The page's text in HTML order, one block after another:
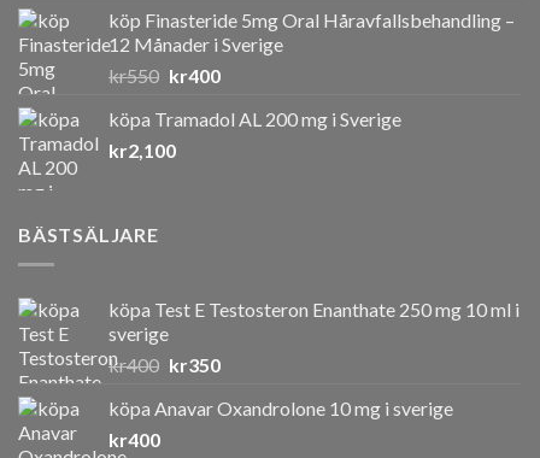
köp Finasteride 5mg Oral Håravfallsbehandling –
12 Månader i Sverige
kr550 Det
priset
var:
kr400Det
priset
köpa Tramadol AL 200 mg i Sverige
kr2,100
BÄSTSÄLJARE
köpa Test E Testosteron Enanthate 250 mg 10 ml i
sverige
kr400 Det
priset
kr350Det
priset
köpa Anavar Oxandrolone 10 mg i sverige
kr400